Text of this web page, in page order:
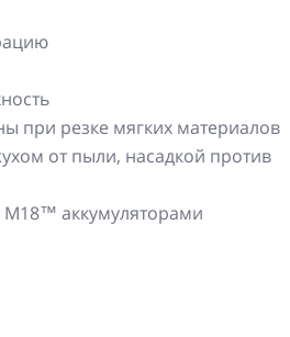
при резке мягких материалов
от пыли, насадкой против
M18™ аккумуляторами